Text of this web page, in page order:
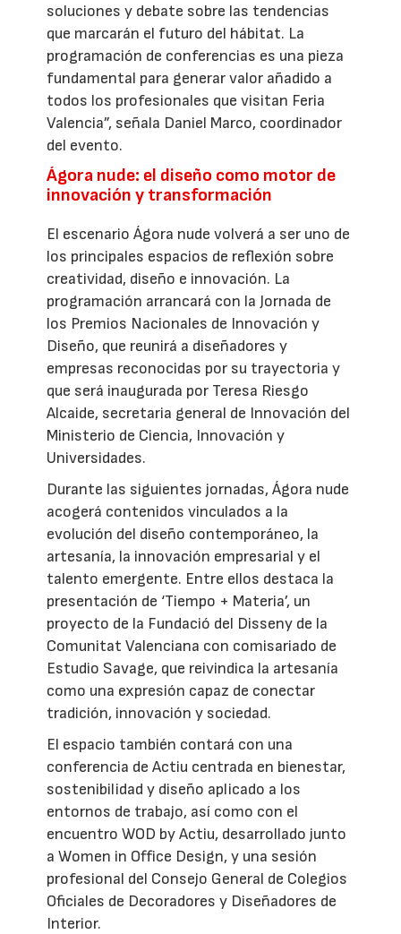
soluciones y debate sobre las tendencias
que marcarán el futuro del hábitat. La
programación de conferencias es una pieza
fundamental para generar valor añadido a
todos los profesionales que visitan Feria
Valencia”, señala Daniel Marco, coordinador
del evento.
Ágora nude: el diseño como motor de
innovación y transformación
El escenario Ágora nude volverá a ser uno de
los principales espacios de reflexión sobre
creatividad, diseño e innovación. La
programación arrancará con la Jornada de
los Premios Nacionales de Innovación y
Diseño, que reunirá a diseñadores y
empresas reconocidas por su trayectoria y
que será inaugurada por Teresa Riesgo
Alcaide, secretaria general de Innovación del
Ministerio de Ciencia, Innovación y
Universidades.
Durante las siguientes jornadas, Ágora nude
acogerá contenidos vinculados a la
evolución del diseño contemporáneo, la
artesanía, la innovación empresarial y el
talento emergente. Entre ellos destaca la
presentación de ‘Tiempo + Materia’, un
proyecto de la Fundació del Disseny de la
Comunitat Valenciana con comisariado de
Estudio Savage, que reivindica la artesanía
como una expresión capaz de conectar
tradición, innovación y sociedad.
El espacio también contará con una
conferencia de Actiu centrada en bienestar,
sostenibilidad y diseño aplicado a los
entornos de trabajo, así como con el
encuentro WOD by Actiu, desarrollado junto
a Women in Office Design, y una sesión
profesional del Consejo General de Colegios
Oficiales de Decoradores y Diseñadores de
Interior.